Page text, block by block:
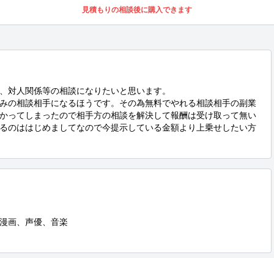
見積もりの相談後に購入できます
対人関係等の相談になりたいと思います。
の相談相手になるほうです。その為無料でやれる相談相手の副業
ってしまったので相手方の相談を解決して報酬は受け取って無い
のははじめましてなので今提示している金額より上乗せしたい方
画、声優、音楽